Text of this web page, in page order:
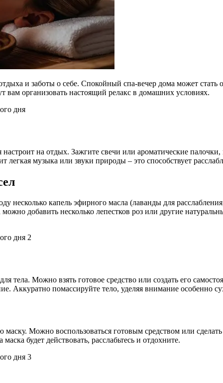
и заботы о себе. Спокойный спа-вечер дома может стать
вам организовать настоящий релакс в домашних условиях.
настроит на отдых. Зажгите свечи или ароматические
легкая музыка или звуки природы – это способствует
несколько капель эфирного масла (лаванды для
добавить несколько лепестков роз или другие
тела. Можно взять готовое средство или создать его
Аккуратно помассируйте тело, уделяя внимание особенно
Можно воспользоваться готовым средством или
будет действовать, расслабьтесь и отдохните.